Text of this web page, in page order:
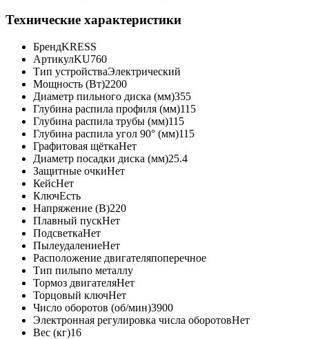
Технические характеристики
БрендKRESS
АртикулKU760
Тип устройстваЭлектрический
Мощность (Вт)2200
Диаметр пильного диска (мм)355
Глубина распила профиля (мм)115
Глубина распила трубы (мм)115
Глубина распила угол 90° (мм)115
Графитовая щёткаНет
Диаметр посадки диска (мм)25.4
Защитные очкиНет
КейсНет
КлючЕсть
Напряжение (В)220
Плавный пускНет
ПодсветкаНет
ПылеудалениеНет
Расположение двигателяпоперечное
Тип пилыпо металлу
Тормоз двигателяНет
Торцовый ключНет
Число оборотов (об/мин)3900
Электронная регулировка числа оборотовНет
Вес (кг)16